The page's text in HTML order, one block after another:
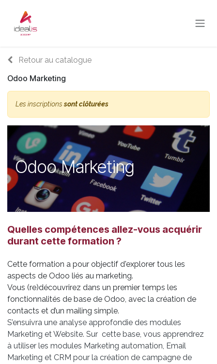
Retour au catalogue
Odoo Marketing
Les inscriptionssont clôturées
Odoo Marketing
Quelles compétences allez-vous acquérir
durant cette formation ?
Cette formation a pour objectif d'explorer tous les
aspects de Odoo liés au marketing.
Vous (re)découvrirez dans un premier temps les
fonctionnalités de base de Odoo, avec la création de
contacts et d’un mailing simple.
S’ensuivra une analyse approfondie des modules
Marketing et Website. Sur cette base, vous apprendrez
à utiliser les modules Marketing automation, Email
Marketing et CRM pour la création de campagne de